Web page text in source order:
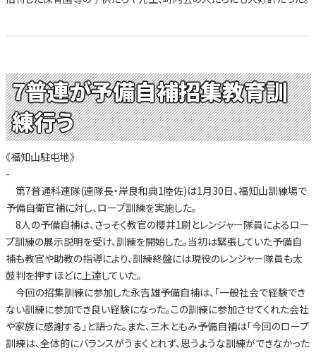
7普連が予備自補招集教育訓
練行う
《福知山駐屯地》
-
第7普通科連隊(連隊長・岸良和典1陸佐)は1月30日、福知山訓練場で
予備自衛官補に対し、ロープ訓練を実施した。
8人の予備自補は、さっそく教官の櫻井1尉とレンジャー隊員によるロー
プ訓練の展示説明を受け、訓練を開始した。当初は緊張していた予備自
補も教官や助教の指導により、訓練終盤には現役のレンジャー隊員も太
鼓判を押すほどに上達していた。
今回の招集訓練に参加した永吉雄予備自補は、「一般社会で経験でき
ない訓練に参加でき良い経験になった。この訓練に参加させてくれた会社
や家族に感謝する」と語った。また、三木ともみ予備自補は「今回のロープ
訓練は、全体的にバランスがうまくとれず、思うような訓練ができなかった